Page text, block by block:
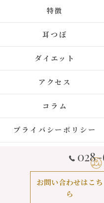
お問い合わせはこち
ら
特徴
耳つぼ
ダイエット
アクセス
コラム
プライバシーポリシー
© 2026 栃木県宇都宮のエステなら
ALL